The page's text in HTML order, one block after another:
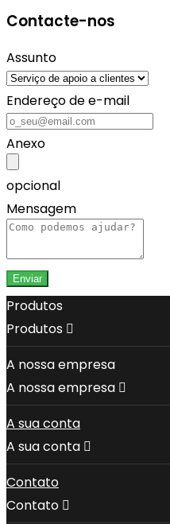
Contacte-nos
Assunto
Endereço de e-mail
Anexo
opcional
Mensagem
Produtos
Produtos 
A nossa empresa
A nossa empresa 
A sua conta
A sua conta 
Contato
Contato 